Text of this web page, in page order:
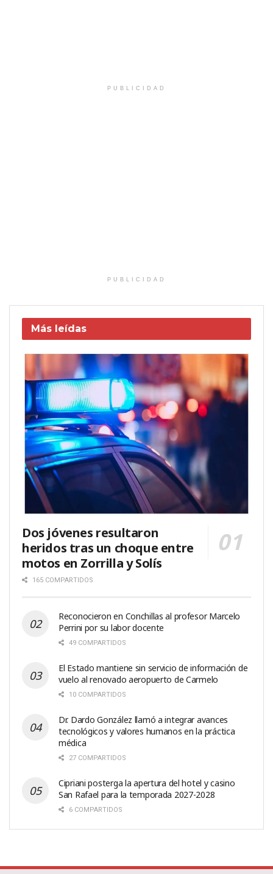
PUBLICIDAD
PUBLICIDAD
Más leídas
Dos jóvenes resultaron
heridos tras un choque entre
motos en Zorrilla y Solís
165 COMPARTIDOS
Reconocieron en Conchillas al profesor Marcelo
Perrini por su labor docente
49 COMPARTIDOS
El Estado mantiene sin servicio de información de
vuelo al renovado aeropuerto de Carmelo
10 COMPARTIDOS
Dr. Dardo González llamó a integrar avances
tecnológicos y valores humanos en la práctica
médica
27 COMPARTIDOS
Cipriani posterga la apertura del hotel y casino
San Rafael para la temporada 2027-2028
6 COMPARTIDOS